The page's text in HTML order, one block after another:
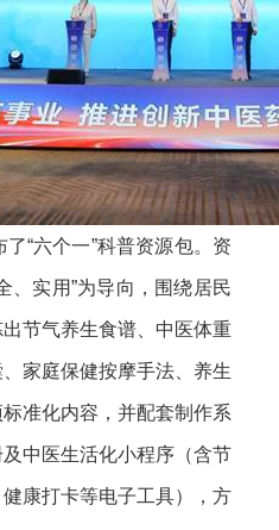
“六个一”科普资源包。资
、实用”为导向，围绕居民
节气养生食谱、中医体重
家庭保健按摩手法、养生
准化内容，并配套制作系
中医生活化小程序（含节
康打卡等电子工具），方